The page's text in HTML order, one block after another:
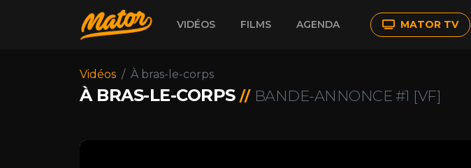
VIDÉOS FILMS AGENDA MATOR TV
Vidéos À bras-le-corps
À BRAS-LE-CORPS // BANDE-ANNONCE #1 [VF]